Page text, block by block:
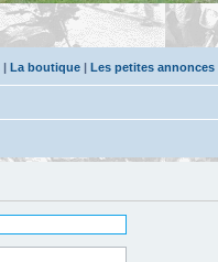
| La boutique | Les petites